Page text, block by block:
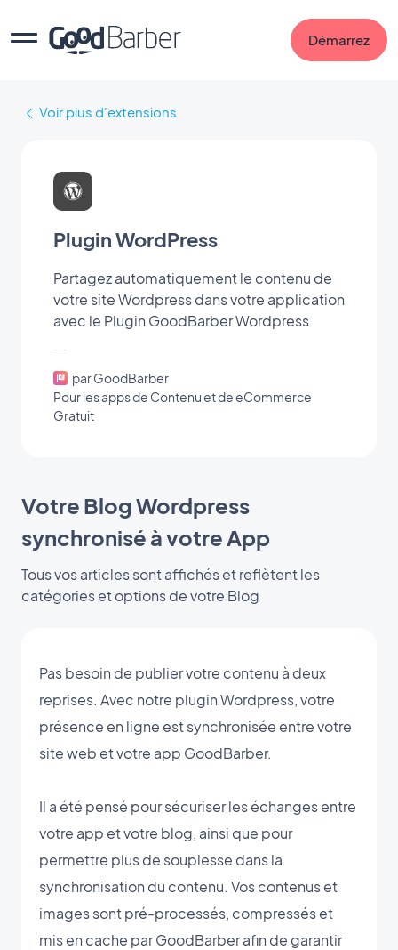
Démarrez
Voir plus d'extensions
Plugin WordPress
Partagez automatiquement le contenu de
votre site Wordpress dans votre application
avec le Plugin GoodBarber Wordpress
par GoodBarber
Pour les apps de Contenu et de eCommerce
Gratuit
Votre Blog Wordpress
synchronisé à votre App
Tous vos articles sont affichés et reflètent les
catégories et options de votre Blog
Pas besoin de publier votre contenu à deux
reprises. Avec notre plugin Wordpress, votre
présence en ligne est synchronisée entre votre
site web et votre app GoodBarber.
Il a été pensé pour sécuriser les échanges entre
votre app et votre blog, ainsi que pour
permettre plus de souplesse dans la
synchronisation du contenu. Vos contenus et
images sont pré-processés, compressés et
mis en cache par GoodBarber afin de garantir